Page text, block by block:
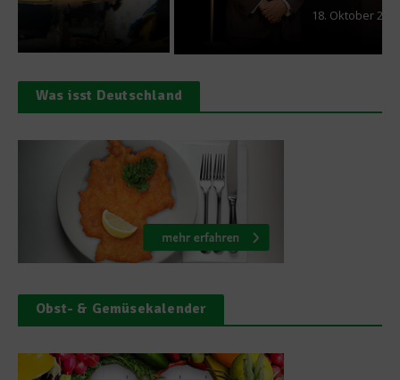
Was isst Deutschland
Obst- & Gemüsekalender